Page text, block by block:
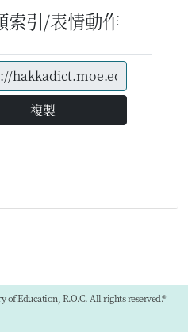
索引/表情動作
複製
of Education, R.O.C. All rights reserved.®